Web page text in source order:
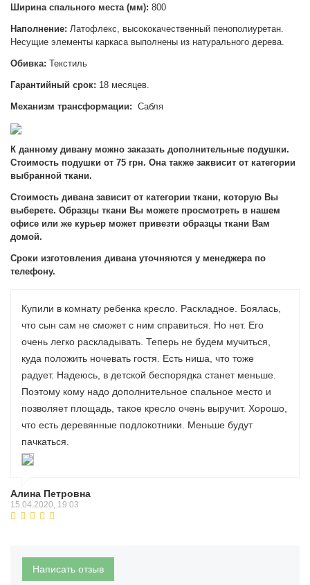
Ширина спального места (мм): 800
Наполнение: Латофлекс, высококачественный пенополиуретан.
Несущие элементы каркаса выполнены из натурального дерева.
Обивка: Текстиль
Гарантийный срок: 18 месяцев.
Механизм трансформации: Сабля
К данному дивану можно заказать дополнительные подушки.
Стоимость подушки от 75 грн. Она также заквисит от категории
выбранной ткани.
Стоимость дивана зависит от категории ткани, которую Вы
выберете. Образцы ткани Вы можете просмотреть в нашем
офисе или же курьер может привезти образцы ткани Вам
домой.
Сроки изготовления дивана уточняются у менеджера по
телефону.
Купили в комнату ребенка кресло. Раскладное. Боялась,
что сын сам не сможет с ним справиться. Но нет. Его
очень легко раскладывать. Теперь не будем мучиться,
куда положить ночевать гостя. Есть ниша, что тоже
радует. Надеюсь, в детской беспорядка станет меньше.
Поэтому кому надо дополнительное спальное место и
позволяет площадь, такое кресло очень выручит. Хорошо,
что есть деревянные подлокотники. Меньше будут
пачкаться.
Алина Петровна
15.04.2020, 19:03
Написать отзыв